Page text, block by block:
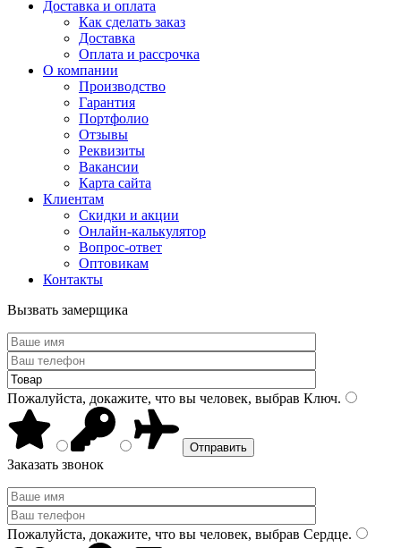
Доставка и оплата
Как сделать заказ
Доставка
Оплата и рассрочка
О компании
Производство
Гарантия
Портфолио
Отзывы
Реквизиты
Вакансии
Карта сайта
Клиентам
Скидки и акции
Онлайн-калькулятор
Вопрос-ответ
Оптовикам
Контакты
Вызвать замерщика
Пожалуйста, докажите, что вы человек, выбрав Ключ.
Заказать звонок
Пожалуйста, докажите, что вы человек, выбрав Сердце.